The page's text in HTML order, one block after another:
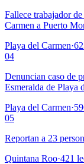
Fallece trabajador
Carmen a Puerto
Playa del Carmen·
04
Denuncian caso de
Esmeralda de Playa
Playa del Carmen·
05
Reportan a 23
Quintana Roo·421